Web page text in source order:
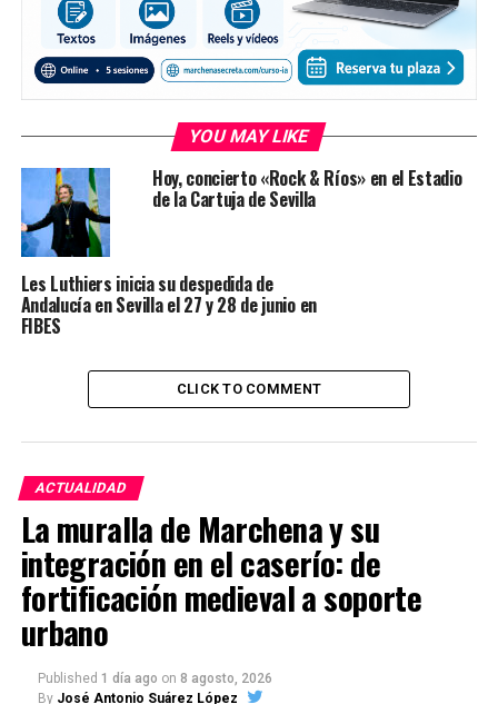
YOU MAY LIKE
Hoy, concierto «Rock & Ríos» en el Estadio
de la Cartuja de Sevilla
Les Luthiers inicia su despedida de
Andalucía en Sevilla el 27 y 28 de junio en
FIBES
CLICK TO COMMENT
ACTUALIDAD
La muralla de Marchena y su
integración en el caserío: de
fortificación medieval a soporte
urbano
Published 1 día ago on 8 agosto, 2026
By José Antonio Suárez López